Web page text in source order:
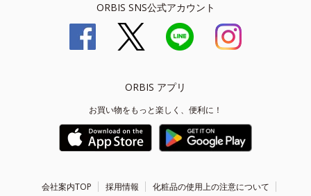
ORBIS SNS公式アカウント
ORBIS アプリ
お買い物をもっと楽しく、便利に！
会社案内TOP 採用情報 化粧品の使用上の注意について